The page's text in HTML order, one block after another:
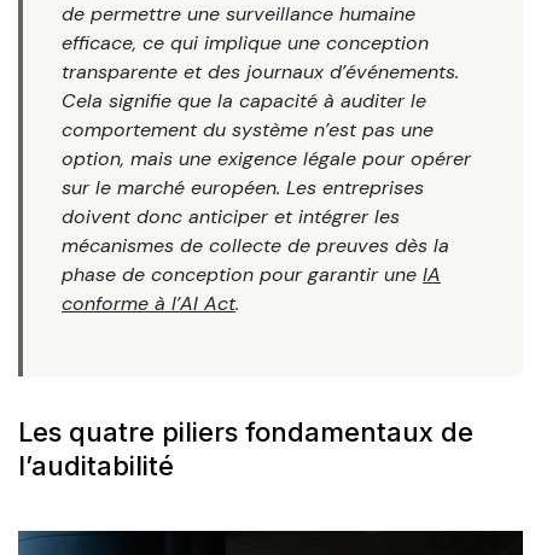
de permettre une surveillance humaine
efficace, ce qui implique une conception
transparente et des journaux d’événements.
Cela signifie que la capacité à auditer le
comportement du système n’est pas une
option, mais une exigence légale pour opérer
sur le marché européen. Les entreprises
doivent donc anticiper et intégrer les
mécanismes de collecte de preuves dès la
phase de conception pour garantir une IA
conforme à l’AI Act.
Les quatre piliers fondamentaux de
l’auditabilité